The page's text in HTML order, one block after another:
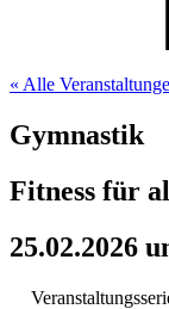
« Alle
Gymnastik
Fitness für
25.02.2026